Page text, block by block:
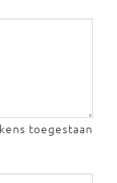
toegestaan